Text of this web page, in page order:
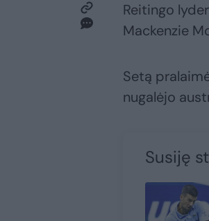
Reitingo
Mackenzie
Setą
nugalėjo
Susiję